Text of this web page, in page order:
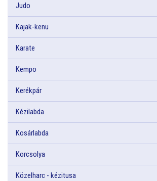
Judo
Kajak-kenu
Karate
Kempo
Kerékpár
Kézilabda
Kosárlabda
Korcsolya
Közelharc - kézitusa